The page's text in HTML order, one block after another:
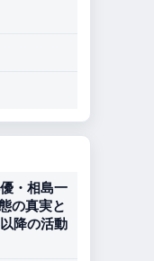
・相島一
の真実と
降の活動